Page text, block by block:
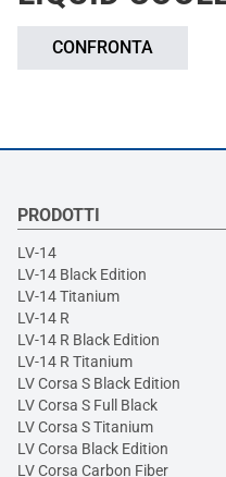
CONFRONTA
PRODOTTI
LV-14
LV-14 Black Edition
LV-14 Titanium
LV-14 R
LV-14 R Black Edition
LV-14 R Titanium
LV Corsa S Black Edition
LV Corsa S Full Black
LV Corsa S Titanium
LV Corsa Black Edition
LV Corsa Carbon Fiber